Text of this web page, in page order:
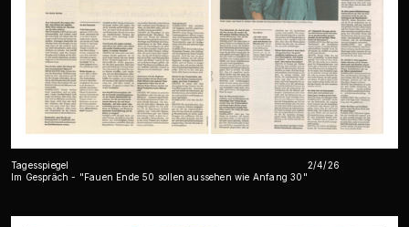
Tagesspiegel
Im Gespräch - "Fauen Ende 50 sollen aussehen wie Anfang 30"
2/4/26